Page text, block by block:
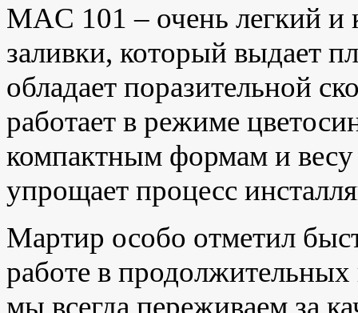
MAC 101 – очень легкий
заливки, который выдает
обладает поразительной
работает в режиме
компактным формам и весу
упрощает процесс
Мартир особо отметил
работе в
мы всегда переживаем за